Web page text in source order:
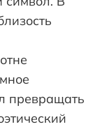
превращать